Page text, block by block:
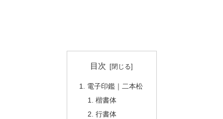
目次
電子印鑑｜二本松
楷書体
行書体